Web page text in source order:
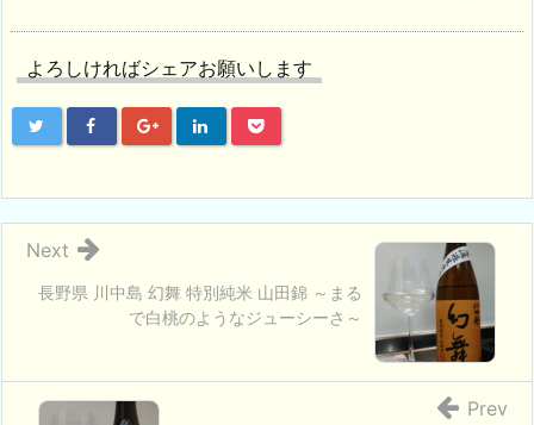
よろしければシェアお願いします
長野県 川中島 幻舞 特別純米 山田錦 ～まる
で白桃のようなジューシーさ～
Next
Prev